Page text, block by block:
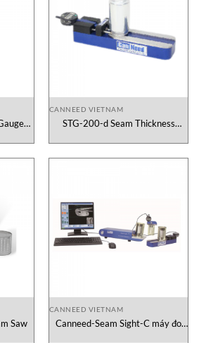
CANNEED VIETNAM
STG-200-d Seam Thickness
Saw
CANNEED VIETNAM
Canneed-Seam Sight-C máy đo